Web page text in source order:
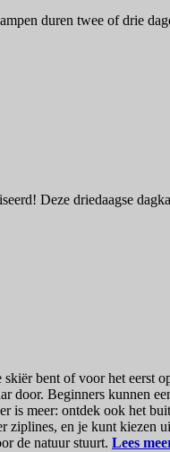
duren twee of drie
Deze driedaagse
bent of voor het eerst
door. Beginners kunnen
is meer: ontdek ook het
ziplines, en je kunt
de natuur stuurt. Lees